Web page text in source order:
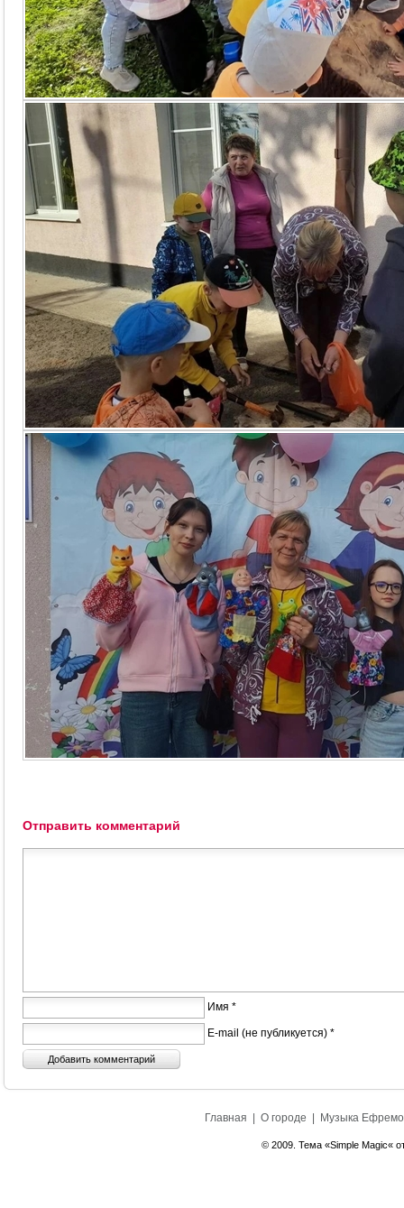
Отправить комментарий
Имя *
E-mail (не публикуется) *
Главная О городе Музыка
© 2009. Тема «Simple Magic«